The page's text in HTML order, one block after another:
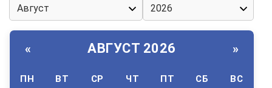
« АВГУСТ 2026 »
ПН ВТ СР ЧТ ПТ СБ ВС